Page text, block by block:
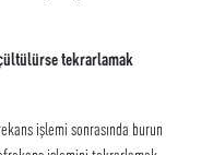
tekrarlamak
işlemi sonrasında burun